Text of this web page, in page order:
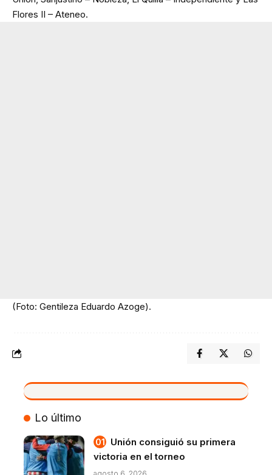
Flores II – Ateneo.
(Foto: Gentileza Eduardo Azoge).
VIVO
Lo último
Unión consiguió su primera
victoria en el torneo
agosto 6, 2026